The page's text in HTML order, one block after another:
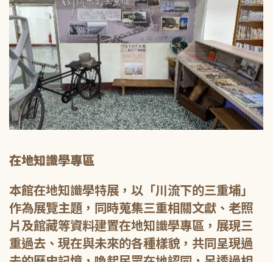
在地知識學專區
本館在地知識學特展，以「川流下的三重埔」
作為展覽主題，同時蒐集三重相關文獻、老照
片及館藏等資料建置在地知識學專區，展現三
重過去、現在與未來的各種樣貌，共同呈現過